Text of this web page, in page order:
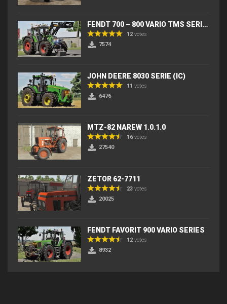
FENDT 700 – 800 VARIO TMS SERIES (IC) V2
12 votes
7574
JOHN DEERE 8030 SERIE (IC)
11 votes
6476
MTZ-82 NAREW 1.0.1.0
16votes
27540
ZETOR 62-7711
23 votes
20025
FENDT FAVORIT 900 VARIO SERIES
12 votes
8932